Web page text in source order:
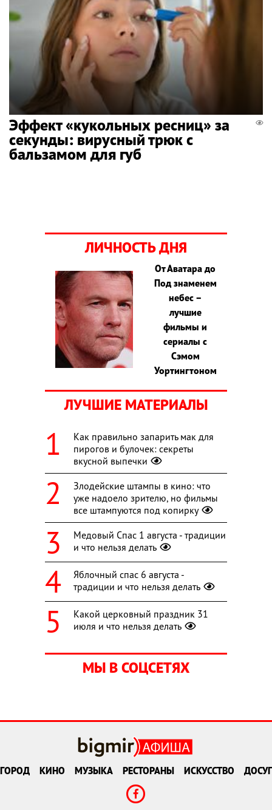
Эффект «кукольных ресниц» за
секунды: вирусный трюк с
бальзамом для губ
ЛИЧНОСТЬ ДНЯ
От Аватара до
Под знаменем
небес –
лучшие
фильмы и
сериалы с
Сэмом
Уортингтоном
ЛУЧШИЕ МАТЕРИАЛЫ
Как правильно запарить мак для
пирогов и булочек: секреты
вкусной выпечки
Злодейские штампы в кино: что
уже надоело зрителю, но фильмы
все штампуются под копирку
Медовый Спас 1 августа - традиции
и что нельзя делать
Яблочный спас 6 августа -
традиции и что нельзя делать
Какой церковный праздник 31
июля и что нельзя делать
МЫ В СОЦСЕТЯХ
ГОРОД КИНО МУЗЫКА РЕСТОРАНЫ ИСКУССТВО ДОСУГ